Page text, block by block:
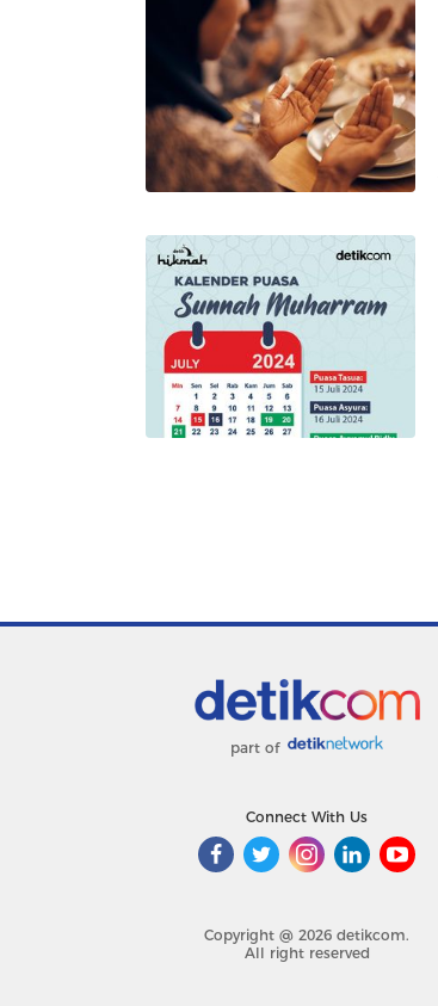
part of
Connect With Us
Copyright @ 2026 detikcom.
All right reserved